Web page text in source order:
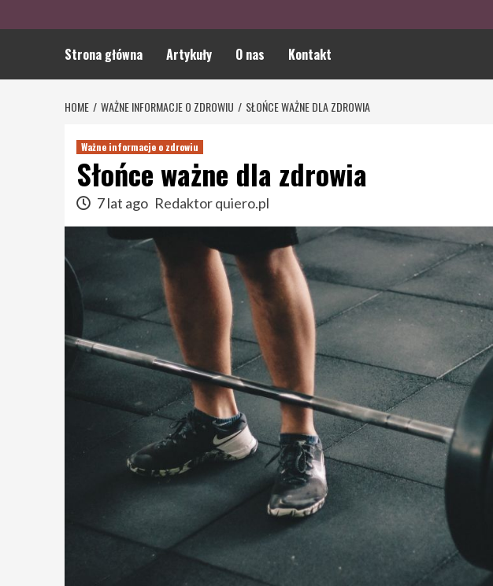
Strona główna Artykuły O nas Kontakt
HOME WAŻNE INFORMACJE O ZDROWIU SŁOŃCE WAŻNE DLA ZDROWIA
Ważne informacje o zdrowiu
Słońce ważne dla zdrowia
7 lat ago Redaktor quiero.pl